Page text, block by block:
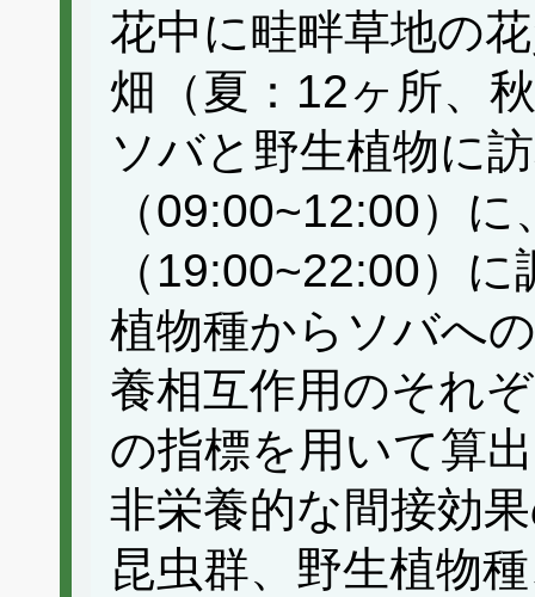
花中に畦畔草地の
畑（夏：12ヶ所、
ソバと野生植物に
（09:00~12:00）
（19:00~22:00）
植物種からソバへ
養相互作用のそれ
の指標を用いて算
非栄養的な間接効
昆虫群、野生植物